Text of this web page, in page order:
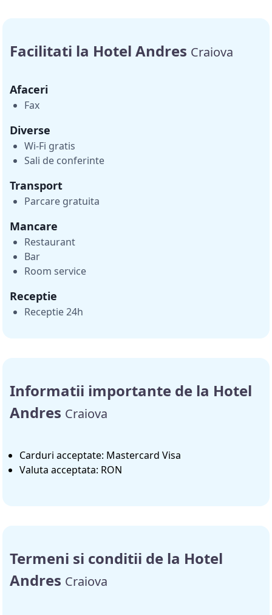
Facilitati la Hotel Andres Craiova
Afaceri
Fax
Diverse
Wi-Fi gratis
Sali de conferinte
Transport
Parcare gratuita
Mancare
Restaurant
Bar
Room service
Receptie
Receptie 24h
Informatii importante de la Hotel
Andres Craiova
Carduri acceptate: Mastercard Visa
Valuta acceptata: RON
Termeni si conditii de la Hotel
Andres Craiova